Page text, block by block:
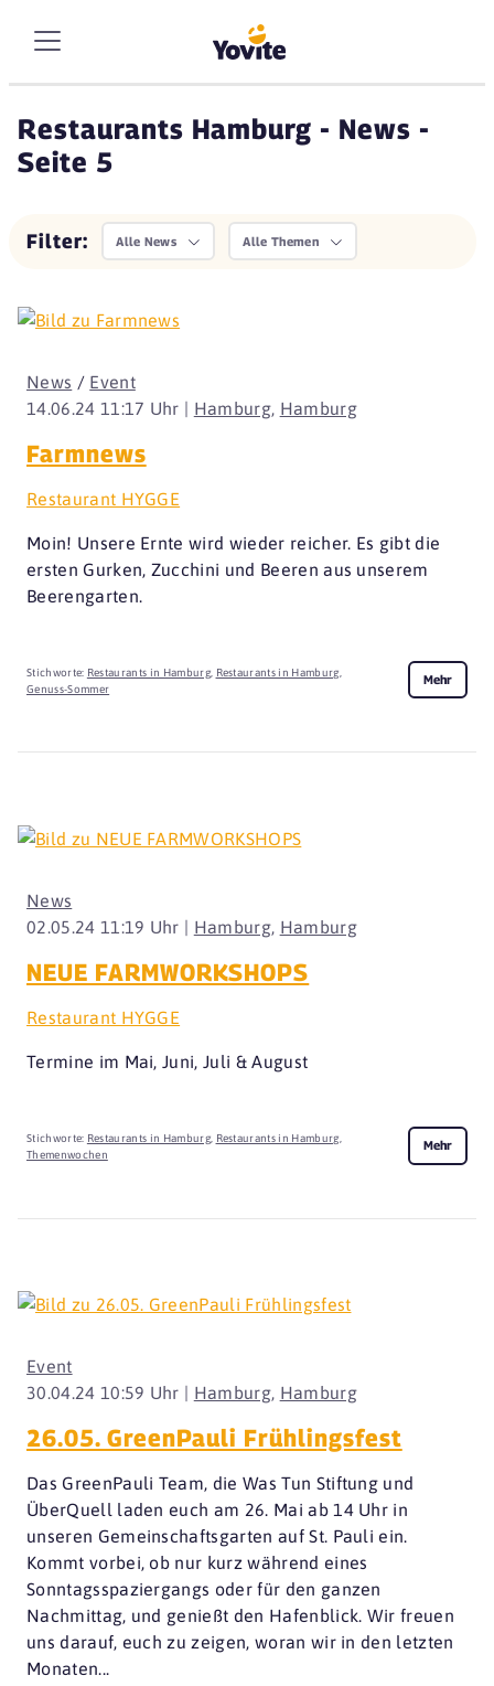
Restaurants Hamburg - News -
Seite 5
Filter: Alle News Alle Themen
14.06.24 11:17 Uhr | Hamburg, Hamburg
News / Event
Farmnews
Restaurant HYGGE
Moin! Unsere Ernte wird wieder reicher. Es gibt die
ersten Gurken, Zucchini und Beeren aus unserem
Beerengarten.
Stichworte: Restaurants in Hamburg, Restaurants in Hamburg
Genuss-Sommer
Mehr
02.05.24 11:19 Uhr | Hamburg, Hamburg
News
NEUE FARMWORKSHOPS
Restaurant HYGGE
Termine im Mai, Juni, Juli & August
Stichworte: Restaurants in Hamburg, Restaurants in Hamburg
Themenwochen
Mehr
30.04.24 10:59 Uhr | Hamburg, Hamburg
Event
26.05. GreenPauli Frühlingsfest
Das GreenPauli Team, die Was Tun Stiftung und
ÜberQuell laden euch am 26. Mai ab 14 Uhr in
unseren Gemeinschaftsgarten auf St. Pauli ein.
Kommt vorbei, ob nur kurz während eines
Sonntagsspaziergangs oder für den ganzen
Nachmittag, und genießt den Hafenblick. Wir freuen
uns darauf, euch zu zeigen, woran wir in den letzten
Monaten...